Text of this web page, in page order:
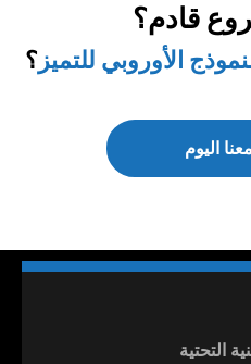
قادم؟
الأوروبي للتميز ؟
اليوم
التحتية